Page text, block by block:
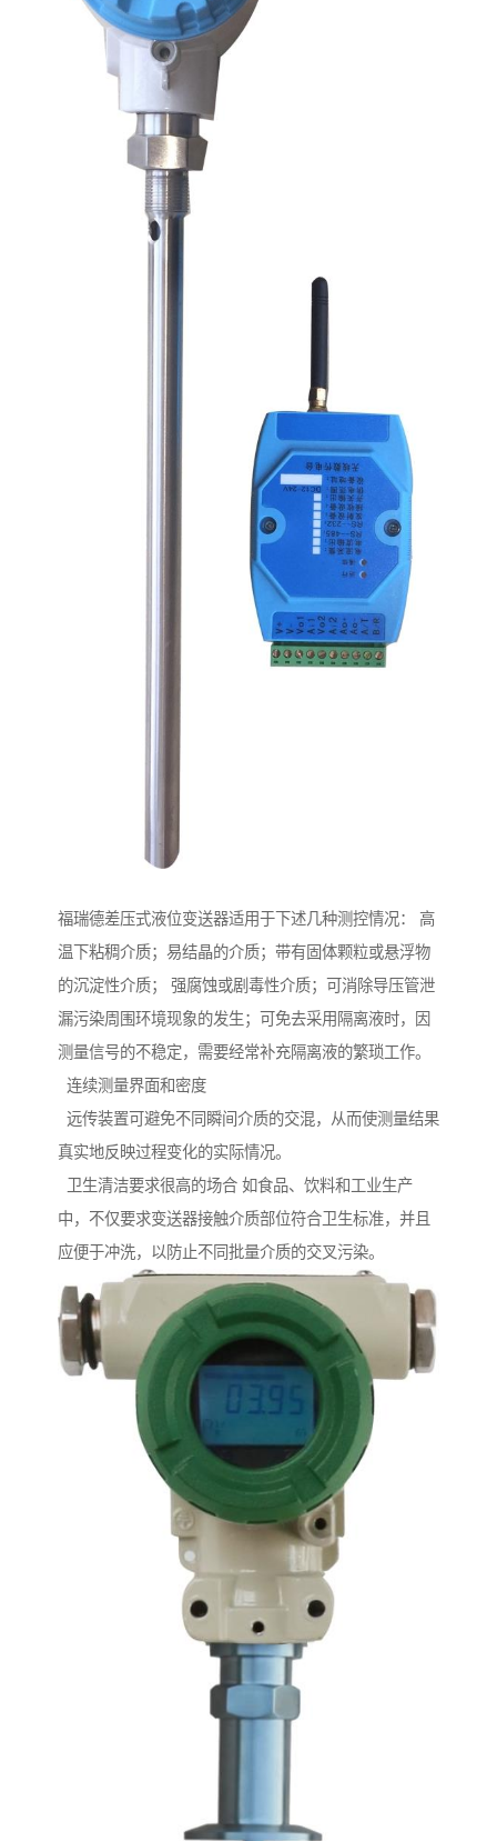
福瑞德差压式液位变送器适用于下述几种测控情况： 高
温下粘稠介质；易结晶的介质；带有固体颗粒或悬浮物
的沉淀性介质； 强腐蚀或剧毒性介质；可消除导压管泄
漏污染周围环境现象的发生；可免去采用隔离液时，因
测量信号的不稳定，需要经常补充隔离液的繁琐工作。
连续测量界面和密度
远传装置可避免不同瞬间介质的交混，从而使测量结果
真实地反映过程变化的实际情况。
卫生清洁要求很高的场合 如食品、饮料和工业生产
中，不仅要求变送器接触介质部位符合卫生标准，并且
应便于冲洗，以防止不同批量介质的交叉污染。